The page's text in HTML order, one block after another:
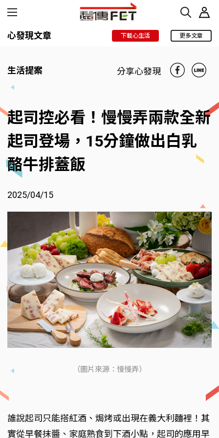
心發現文章 下載心生活 更多文章
生活提案 分享心發現
起司控必看！慢慢弄兩款全新
起司登場，15分鐘做出白乳
酪牛排蓋飯
2025/04/15
（圖片來源：慢慢弄）
誰說起司只能搭紅酒、焗烤或出現在義大利麵裡！其
實從早餐抹醬、家庭熟食到下酒小點，起司的應用早